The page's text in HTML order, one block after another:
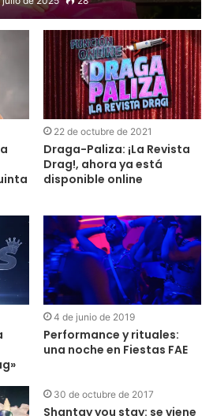
22 de octubre de 2021
Draga-Paliza: ¡La Revista
Drag!, ahora ya está
disponible online
4 de junio de 2019
Performance y rituales:
una noche en Fiestas FAE
30 de octubre de 2017
Shantay you stay: se viene